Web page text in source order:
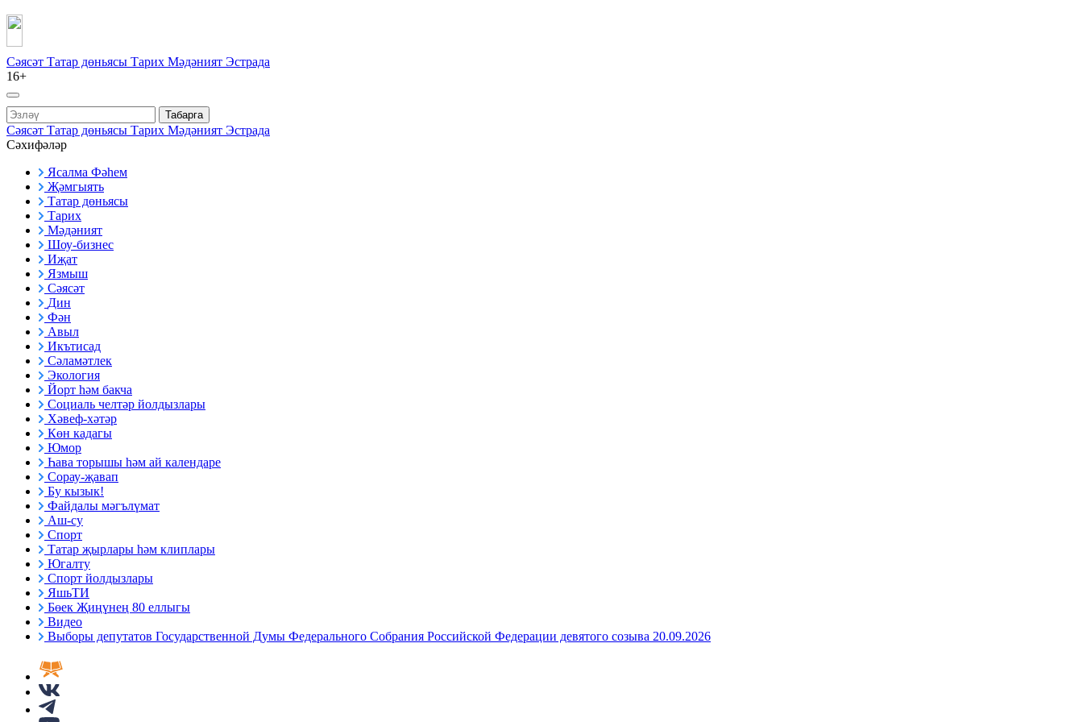
Сәясәт Татар дөньясы Тарих Мәдәният Эстрада
16+
Табарга
Сәясәт Татар дөньясы Тарих Мәдәният Эстрада
Сәхифәләр
Ясалма Фәһем
Җәмгыять
Татар дөньясы
Тарих
Мәдәният
Шоу-бизнес
Иҗат
Язмыш
Сәясәт
Дин
Фән
Авыл
Икътисад
Сәламәтлек
Экология
Йорт һәм бакча
Социаль челтәр йолдызлары
Хәвеф-хәтәр
Көн кадагы
Юмор
Һава торышы һәм ай календаре
Сорау-җавап
Бу кызык!
Файдалы мәгълүмат
Аш-су
Спорт
Татар җырлары һәм клиплары
Югалту
Спорт йолдызлары
ЯшьТИ
Бөек Җиңүнең 80 еллыгы
Видео
Выборы депутатов Государственной Думы Федерального Собрания Российской Федерации девятого созыва 20.09.2026